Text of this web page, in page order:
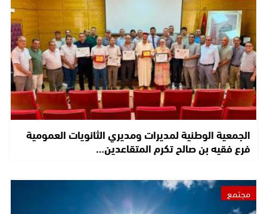
الجمعية الوطنية لمديرات ومديري الثانويات العمومية
فرع فقيه بن صالح تكرم المتقاعدين…
مجتمع